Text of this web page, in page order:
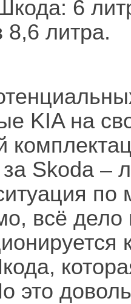
6
8,6 литра.
KIA на
за Skoda –
всё дело
это